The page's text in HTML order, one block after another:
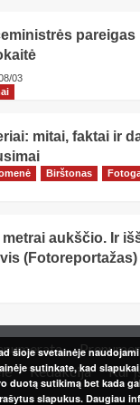
pareigas
03
mitai, faktai ir
Birštonas
metrai aukščio. Ir
(Fotoreportažas)
Redakcija Kur
šioje svetainėje
sutinkate, kad
duotą sutikimą bet kada
slapukus. Daugiau